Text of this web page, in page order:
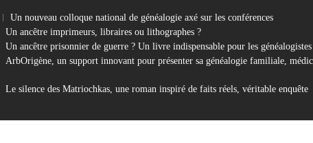
Un nouveau colloque national de généalogie axé sur les conférences
Un ancêtre imprimeurs, libraires ou lithographes ?
Un ancêtre prisonnier de guerre ? Un livre indispensable pour les généalogistes
ArbOrigène, un support innovant pour présenter sa généalogie familiale,
Le silence des Matriochkas, une roman inspiré de faits réels, véritable enquête